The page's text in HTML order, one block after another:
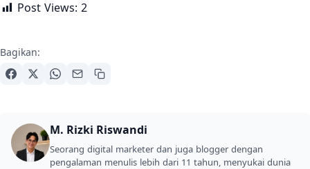
Post Views: 2
Bagikan:
M. Rizki Riswandi
Seorang digital marketer dan juga blogger dengan
pengalaman menulis lebih dari 11 tahun, menyukai dunia